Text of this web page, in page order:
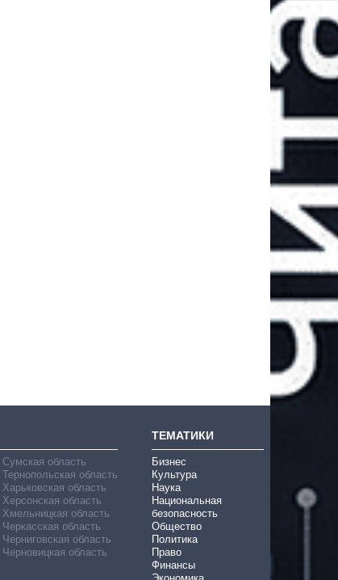
Сумская область
Тернопольская область
Харьковская область
Херсонская область
Хмельницкая область
Черкасская область
Черниговская область
Черновицкая область
ТЕМАТИКИ
Бизнес
Культура
Наука
Национальная
безопасность
Общество
Политика
Право
Финансы